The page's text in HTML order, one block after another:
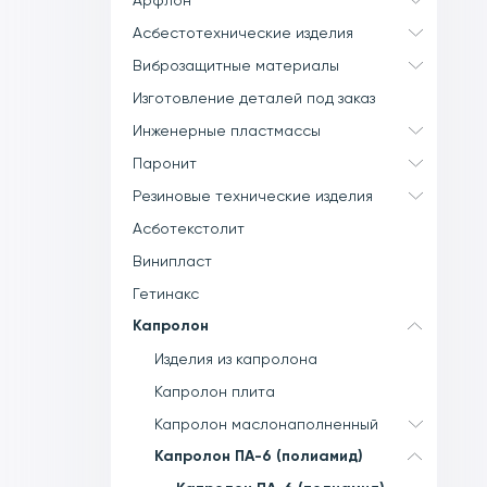
Асбестотехнические изделия
Виброзащитные материалы
Изготовление деталей под заказ
Инженерные пластмассы
Паронит
Резиновые технические изделия
Асботекстолит
Винипласт
Гетинакс
Капролон
Изделия из капролона
Капролон плита
Капролон маслонаполненный
Капролон ПА-6 (полиамид)